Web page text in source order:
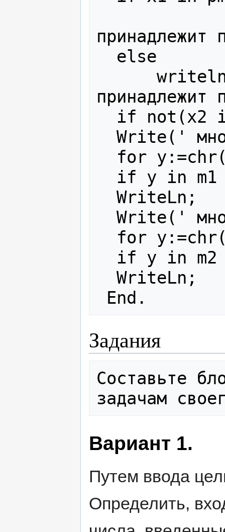
принадлежит
принадлежит
Задания
Составьте
Вариант 1.
Путем ввода
Определить,